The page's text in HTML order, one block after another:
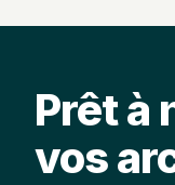
Prêt à
vos